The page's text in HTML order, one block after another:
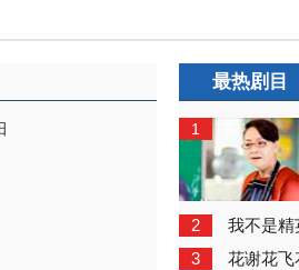
最热剧目
1
2 我不是精
3 花谢花飞